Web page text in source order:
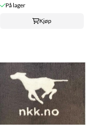
På lager
Kjøp